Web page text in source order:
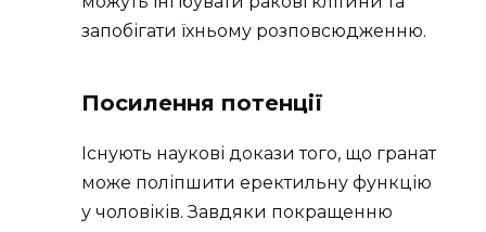
запобігати їхньому розповсюдженню.
Посилення потенції
Існують наукові докази того, що гранат
може поліпшити еректильну функцію
у чоловіків. Завдяки покращенню